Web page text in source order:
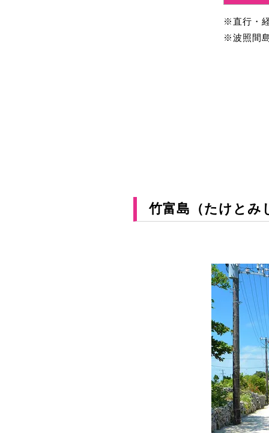
※直行・
※波照間
竹富島（たけとみ